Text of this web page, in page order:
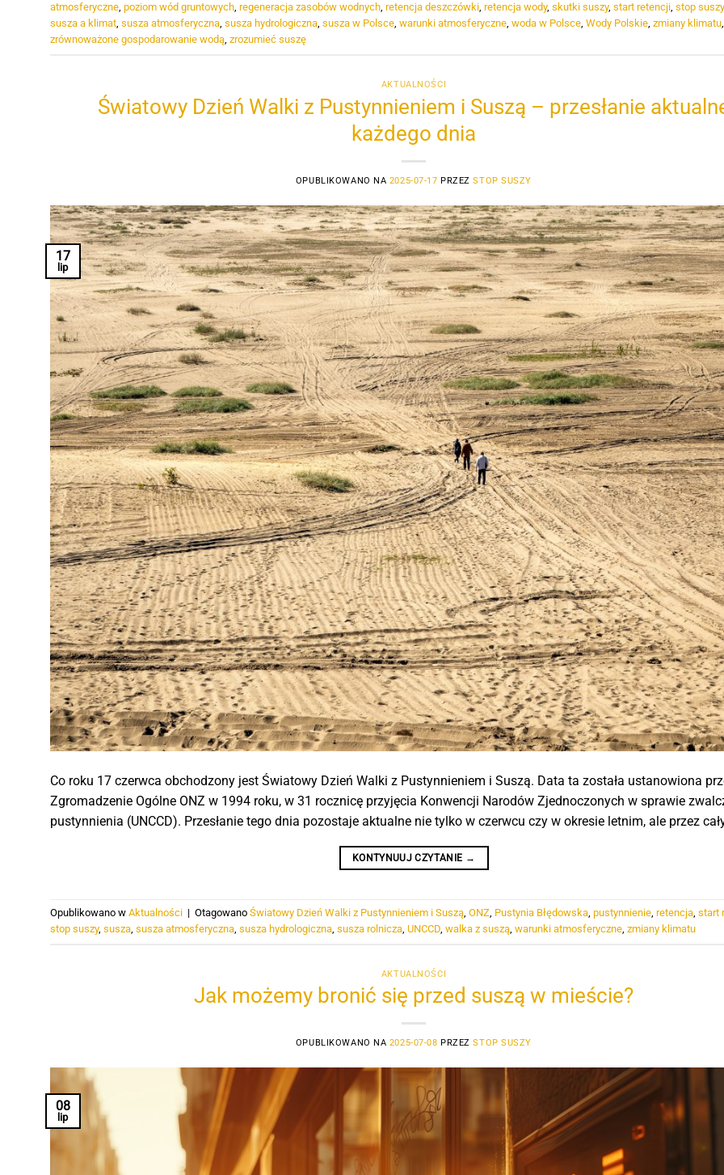
atmosferyczne, poziom wód gruntowych, regeneracja zasobów wodnych, retencja deszczówki, retencja wody, skutki suszy, start retencji, stop suszy
susza a klimat, susza atmosferyczna, susza hydrologiczna, susza w Polsce, warunki atmosferyczne, woda w Polsce, Wody Polskie, zmiany klimatu,
zrównoważone gospodarowanie wodą, zrozumieć suszę
AKTUALNOŚCI
Światowy Dzień Walki z Pustynnieniem i Suszą – przesłanie
każdego dnia
OPUBLIKOWANO NA 2025-07-17 PRZEZSTOP SUSZY
17
lip
Co roku 17 czerwca obchodzony jest Światowy Dzień Walki z Pustynnieniem i Suszą. Data ta została ustanowiona
Zgromadzenie Ogólne ONZ w 1994 roku, w 31 rocznicę przyjęcia Konwencji Narodów Zjednoczonych w sprawie
pustynnienia (UNCCD). Przesłanie tego dnia pozostaje aktualne nie tylko w czerwcu czy w okresie letnim, ale przez
KONTYNUUJ CZYTANIE →
Opublikowano w Aktualności | Otagowano Światowy Dzień Walki z Pustynnieniem i Suszą, ONZ, Pustynia Błędowska, pustynnienie, retencja, start
stop suszy, susza, susza atmosferyczna, susza hydrologiczna, susza rolnicza, UNCCD, walka z suszą, warunki atmosferyczne, zmiany klimatu
AKTUALNOŚCI
Jak możemy bronić się przed suszą w mieście?
OPUBLIKOWANO NA 2025-07-08 PRZEZSTOP SUSZY
08
lip